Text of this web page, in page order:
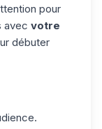
pour
avec votre
débuter